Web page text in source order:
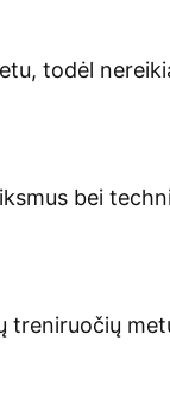
todėl
bei
treniruočių